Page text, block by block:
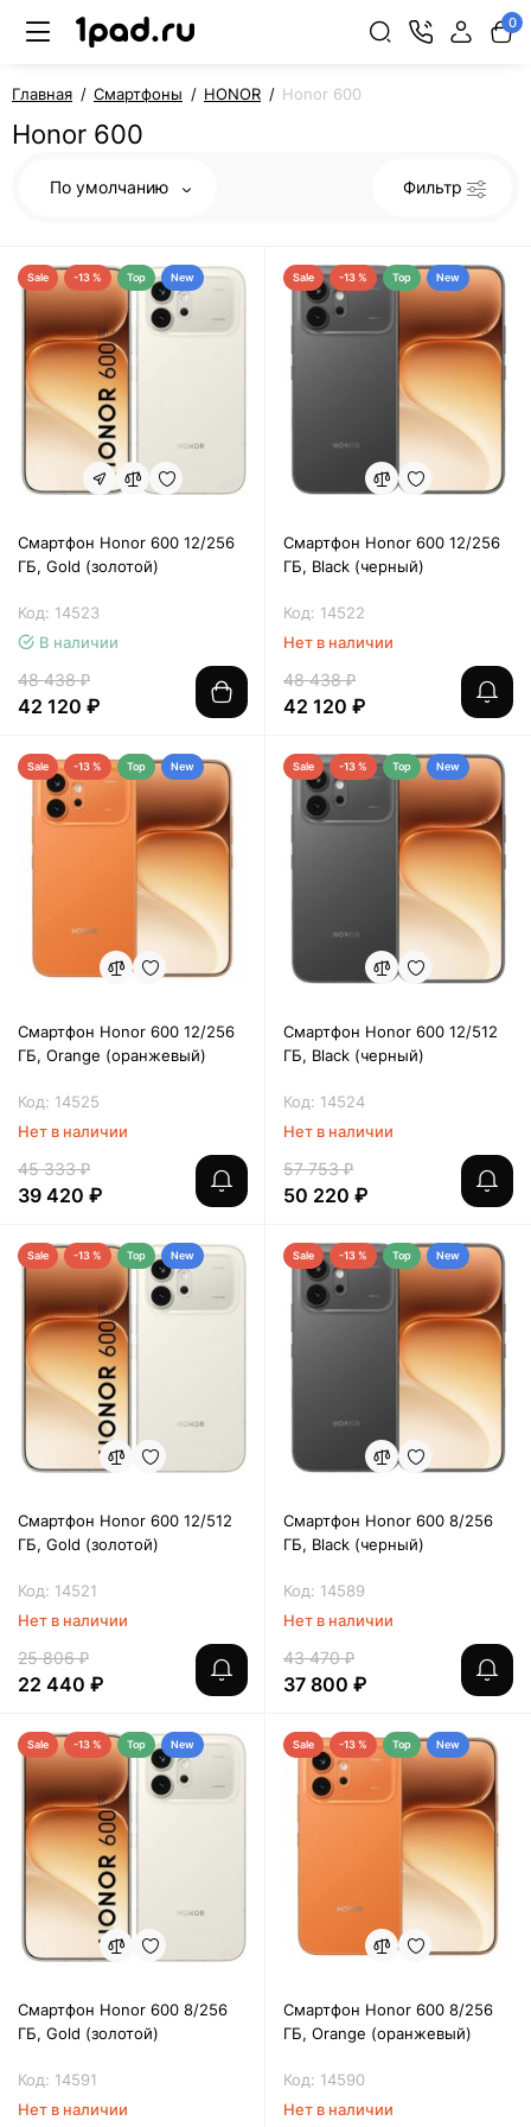
0
Главная Смартфоны HONOR Honor 600
Honor 600
По умолчанию Фильтр
Sale -13 % Top New
Смартфон Honor 600 12/256
ГБ, Gold (золотой)
Код: 14523
В наличии
48 438 ₽
42 120 ₽
Sale -13 % Top New
Смартфон Honor 600 12/256
ГБ, Black (черный)
Код: 14522
Нет в наличии
48 438 ₽
42 120 ₽
Sale -13 % Top New
Смартфон Honor 600 12/256
ГБ, Orange (оранжевый)
Код: 14525
Нет в наличии
45 333 ₽
39 420 ₽
Sale -13 % Top New
Смартфон Honor 600 12/512
ГБ, Black (черный)
Код: 14524
Нет в наличии
57 753 ₽
50 220 ₽
Sale -13 % Top New
Смартфон Honor 600 12/512
ГБ, Gold (золотой)
Код: 14521
Нет в наличии
25 806 ₽
22 440 ₽
Sale -13 % Top New
Смартфон Honor 600 8/256
ГБ, Black (черный)
Код: 14589
Нет в наличии
43 470 ₽
37 800 ₽
Sale -13 % Top New
Смартфон Honor 600 8/256
ГБ, Gold (золотой)
Код: 14591
Нет в наличии
Sale -13 % Top New
Смартфон Honor 600 8/256
ГБ, Orange (оранжевый)
Код: 14590
Нет в наличии